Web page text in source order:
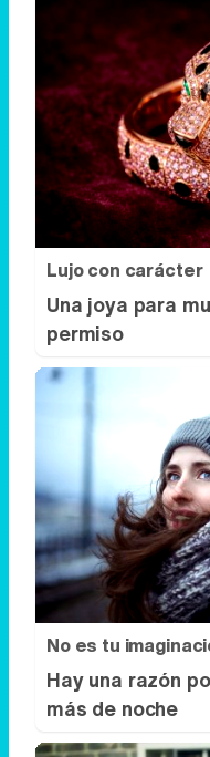
Lujo con carácter
Una joya para
permiso
No es tu
Hay una razón
más de noche